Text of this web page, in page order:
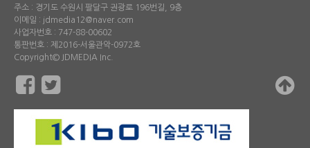
주소 : 경기도 수원시 팔달구 권광로 196번길, 9층
이메일 : jdmedia12@naver.com
사업자번호 : 747-88-00602
통판번호 : 제2016-서울관악-0972호
Copyright© JDMEDIA Inc.